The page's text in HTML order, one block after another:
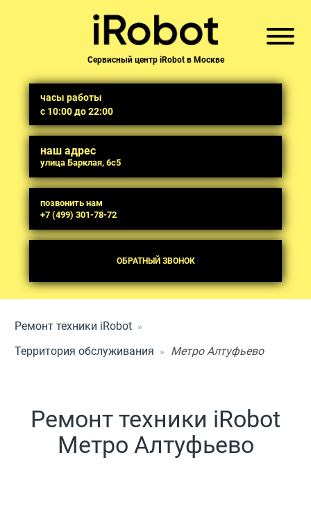
Сервисный центр iRobot в Москве
часы работы
с 10:00 до 22:00
наш адрес
улица Барклая, 6с5
позвонить нам
+7 (499) 301-78-72
ОБРАТНЫЙ ЗВОНОК
Ремонт техники iRobot
Территория обслуживания
Метро Алтуфьево
Ремонт техники iRobot
Метро Алтуфьево